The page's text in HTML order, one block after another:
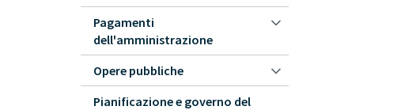
Pagamenti
dell'amministrazione
Opere pubbliche
Pianificazione e governo del